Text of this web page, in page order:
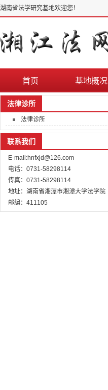
湖南省法学研究基地欢迎您！
首页 基地概况
法律诊所
法律诊所
联系我们
E-mail:hnfxjd@126.com
电话：0731-58298114
传真：0731-58298114
地址：湖南省湘潭市湘潭大学法学院
邮编：411105